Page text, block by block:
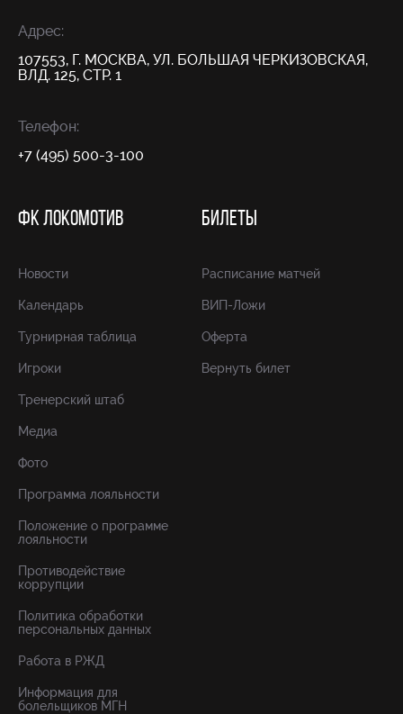
Адрес:
107553, Г. МОСКВА, УЛ. БОЛЬШАЯ ЧЕРКИЗОВСКАЯ,
ВЛД. 125, СТР. 1
Телефон:
+7 (495) 500-3-100
ФК ЛОКОМОТИВ
Новости
Календарь
Турнирная таблица
Игроки
Тренерский штаб
Медиа
Фото
Программа лояльности
Положение о программе
лояльности
Противодействие
коррупции
Политика обработки
персональных данных
Работа в РЖД
Информация для
болельщиков МГН
БИЛЕТЫ
Расписание матчей
ВИП-Ложи
Оферта
Вернуть билет